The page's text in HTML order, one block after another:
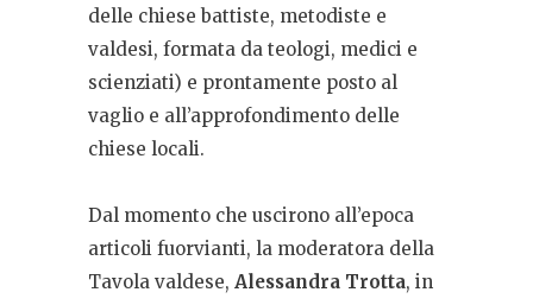
delle chiese battiste, metodiste e
valdesi, formata da teologi, medici e
scienziati) e prontamente posto al
vaglio e all’approfondimento delle
chiese locali.
Dal momento che uscirono all’epoca
articoli fuorvianti, la moderatora della
Tavola valdese, Alessandra Trotta, in